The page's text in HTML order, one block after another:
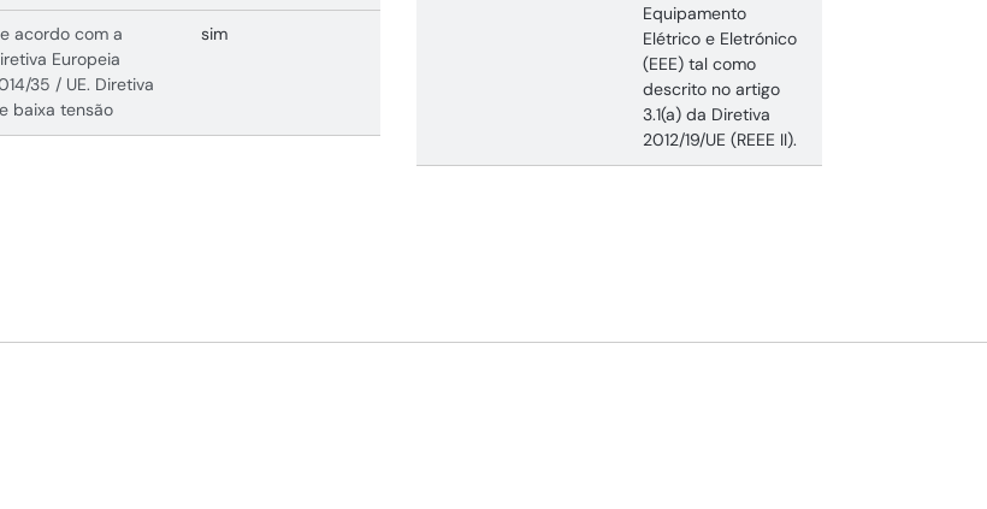
acordo com a
Europeia
35 / UE. Diretiva
baixa tensão
sim
Equipamento
Elétrico e Eletrónico
(EEE) tal como
descrito no artigo
3.1(a) da Diretiva
2012/19/UE (REEE II).